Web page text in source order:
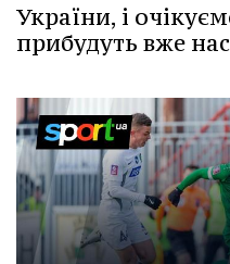
України, і
прибудуть вже